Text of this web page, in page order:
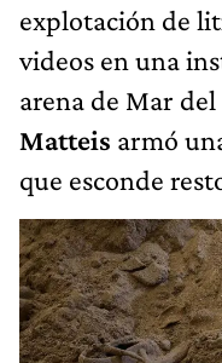
explotación de
videos en una
arena de Mar del
Matteis armó
que esconde